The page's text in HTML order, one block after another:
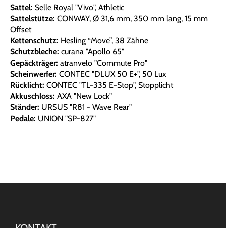
Sattel: Selle Royal "Vivo", Athletic
Sattelstütze: CONWAY, Ø 31,6 mm, 350 mm lang, 15 mm
Offset
Kettenschutz: Hesling “Move”, 38 Zähne
Schutzbleche: curana "Apollo 65"
Gepäckträger: atranvelo "Commute Pro"
Scheinwerfer: CONTEC "DLUX 50 E+", 50 Lux
Rücklicht: CONTEC "TL-335 E-Stop", Stopplicht
Akkuschloss: AXA "New Lock"
Ständer: URSUS "R81 - Wave Rear"
Pedale: UNION "SP-827"